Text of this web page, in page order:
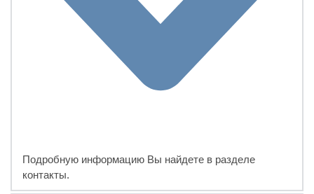
Подробную информацию Вы найдете в разделе
контакты.